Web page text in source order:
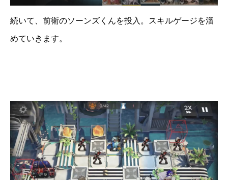
続いて、前衛のソーンズくんを投入。スキルゲージを溜
めていきます。